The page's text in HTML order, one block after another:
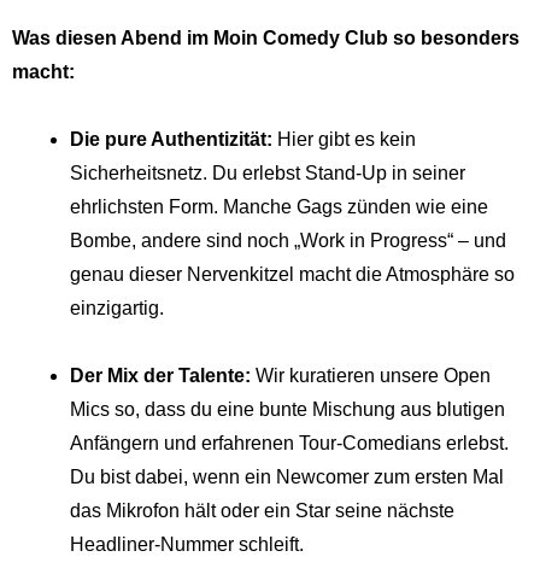
Was diesen Abend im Moin Comedy Club so besonders
macht:
Die pure Authentizität: Hier gibt es kein
Sicherheitsnetz. Du erlebst Stand-Up in seiner
ehrlichsten Form. Manche Gags zünden wie eine
Bombe, andere sind noch „Work in Progress“ – und
genau dieser Nervenkitzel macht die Atmosphäre so
einzigartig.
Der Mix der Talente: Wir kuratieren unsere Open
Mics so, dass du eine bunte Mischung aus blutigen
Anfängern und erfahrenen Tour-Comedians erlebst.
Du bist dabei, wenn ein Newcomer zum ersten Mal
das Mikrofon hält oder ein Star seine nächste
Headliner-Nummer schleift.